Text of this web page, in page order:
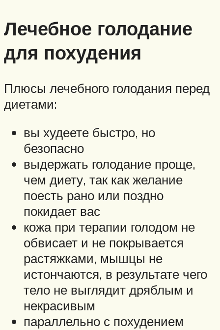
Лечебное голодание
для похудения
Плюсы лечебного голодания перед
диетами:
вы худеете быстро, но
безопасно
выдержать голодание проще,
чем диету, так как желание
поесть рано или поздно
покидает вас
кожа при терапии голодом не
обвисает и не покрывается
растяжками, мышцы не
истончаются, в результате чего
тело не выглядит дряблым и
некрасивым
параллельно с похудением